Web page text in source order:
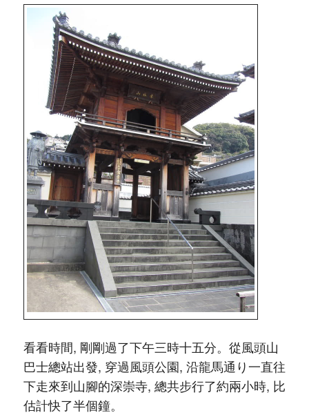
看看時間, 剛剛過了下午三時十五分。從風頭山
巴士總站出發, 穿過風頭公園, 沿龍馬通り一直往
下走來到山腳的深崇寺, 總共步行了約兩小時, 比
估計快了半個鐘。